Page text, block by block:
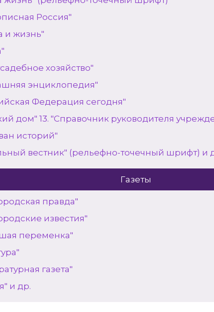
Россия"
и жизнь"
хозяйство"
энциклопедия"
Федерация сегодня"
дом" 13. "Справочник руководителя
историй"
вестник" (рельефно-точечный шрифт) и
Газеты
правда"
известия"
переменка"
газета"
и др.